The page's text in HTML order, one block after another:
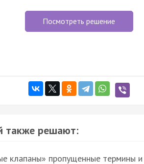
Посмотреть решение
также решают:
клапаны» пропущенные термины